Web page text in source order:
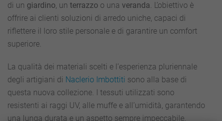
di un giardino, un terrazzo o una veranda. L’obiettivo è
offrire ai clienti soluzioni di arredo uniche, capaci di
riflettere il loro stile personale e di garantire un comfort
superiore.
La qualità dei materiali scelti e l’esperienza pluriennale
degli artigiani di Naclerio Imbottiti sono alla base di
questa nuova collezione. I tessuti utilizzati sono
resistenti ai raggi UV, alle muffe e all’umidità, garantendo
una lunga durata e un aspetto sempre impeccabile.